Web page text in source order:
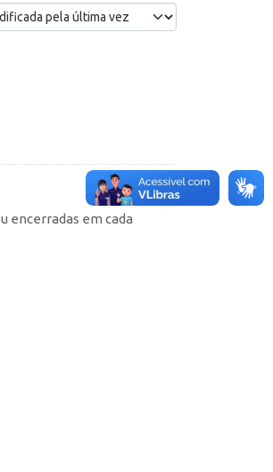
encerradas em cada